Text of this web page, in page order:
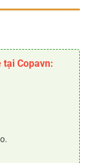
tại Copavn: